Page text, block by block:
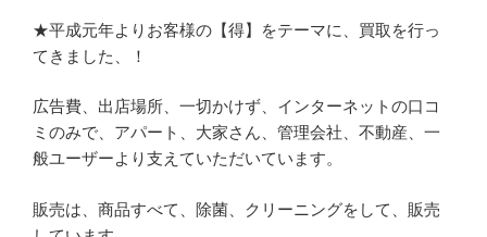
★平成元年よりお客様の【得】をテーマに、買取を行っ
てきました、！
広告費、出店場所、一切かけず、インターネットの口コ
ミのみで、アパート、大家さん、管理会社、不動産、一
般ユーザーより支えていただいています。
販売は、商品すべて、除菌、クリーニングをして、販売